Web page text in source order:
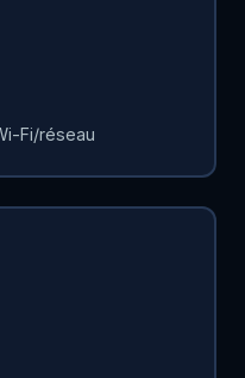
Fi/réseau